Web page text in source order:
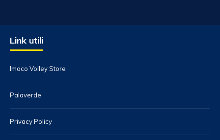
Link utili
Imoco Volley Store
Palaverde
Privacy Policy